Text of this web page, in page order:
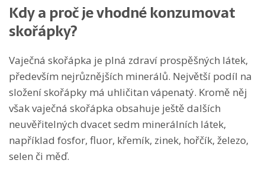
Kdy a proč je vhodné konzumovat
skořápky?
Vaječná skořápka je plná zdraví prospěšných látek,
především nejrůznějších minerálů. Největší podíl na
složení skořápky má uhličitan vápenatý. Kromě něj
však vaječná skořápka obsahuje ještě dalších
neuvěřitelných dvacet sedm minerálních látek,
například fosfor, fluor, křemík, zinek, hořčík, železo,
selen či měď.